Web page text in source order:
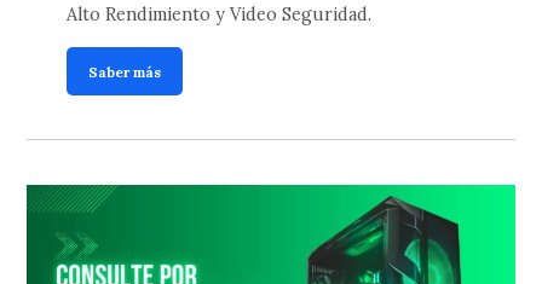
Alto Rendimiento y Video Seguridad.
Saber más